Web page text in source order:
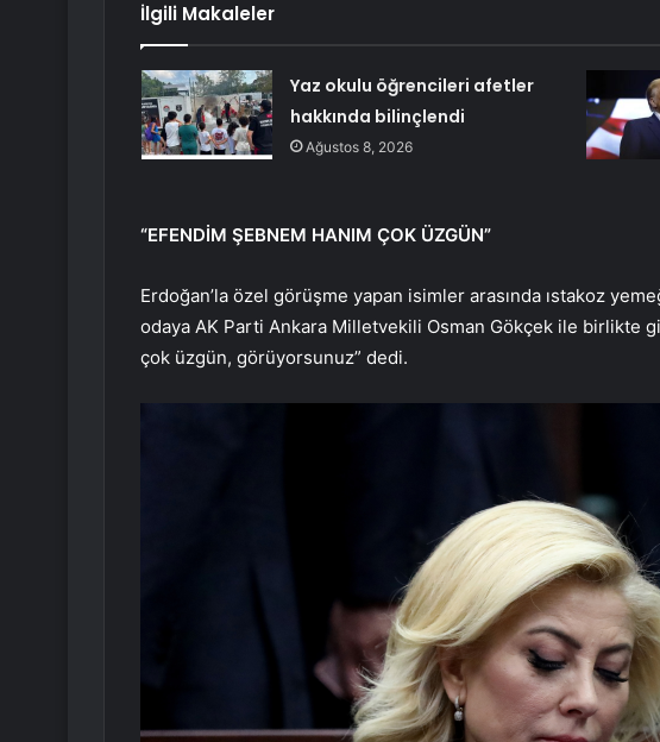
İlgili Makaleler
Yaz okulu öğrencileri afetler
hakkında bilinçlendi
Ağustos 8, 2026
“EFENDİM ŞEBNEM HANIM ÇOK ÜZGÜN”
Erdoğan’la özel görüşme yapan isimler arasında ıstakoz
odaya AK Parti Ankara Milletvekili Osman Gökçek ile birlikte
çok üzgün, görüyorsunuz” dedi.